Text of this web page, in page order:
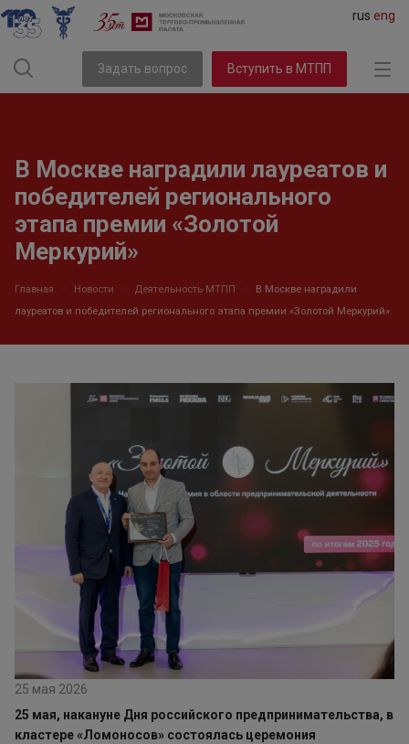
rus eng
Задать вопрос Вступить в МТПП
В Москве наградили лауреатов и
победителей регионального
этапа премии «Золотой
Меркурий»
Главная Новости Деятельность МТПП
В Москве наградили
лауреатов и победителей регионального этапа премии «Золотой Меркурий»
25 мая 2026
25 мая, накануне Дня российского предпринимательства, в
кластере «Ломоносов» состоялась церемония